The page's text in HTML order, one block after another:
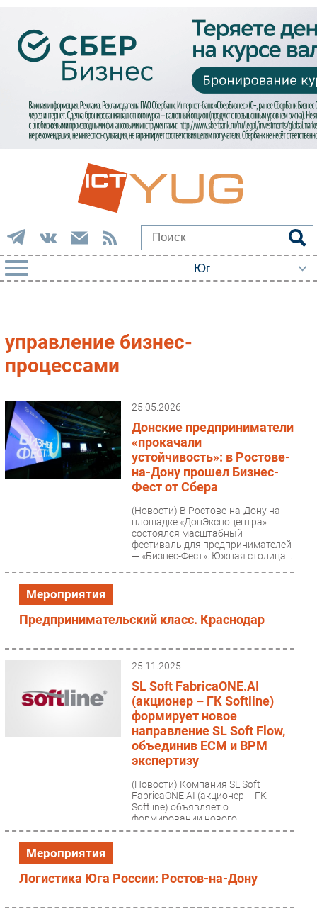
Импорто­замещение
Автоматизация Промышленности
Интернет
Фиксированная связь
Интеграция
Рынок ПК
Маркетинг
Кадры
Регулирование
Финансы
CIO/Управление ИТ
Интервью
Мероприятия
Проекты
управление бизнес-
процессами
25.05.2026
Донские предприниматели
«прокачали
устойчивость»: в Ростове-
на-Дону прошел Бизнес-
Фест от Сбера
(Новости) В Ростове-на-Дону на
площадке «ДонЭкспоцентра»
состоялся масштабный
фестиваль для предпринимателей
— «Бизнес-Фест». Южная столица...
Мероприятия
Предпринимательский класс. Краснодар
25.11.2025
SL Soft FabricaONE.AI
(акционер – ГК Softline)
формирует новое
направление SL Soft Flow,
объединив ECM и BPM
экспертизу
(Новости) Компания SL Soft
FabricaONE.AI (акционер – ГК
Softline) объявляет о
формировании нового
направления SL Soft Flow – оно
Мероприятия
Логистика Юга России: Ростов-на-Дону